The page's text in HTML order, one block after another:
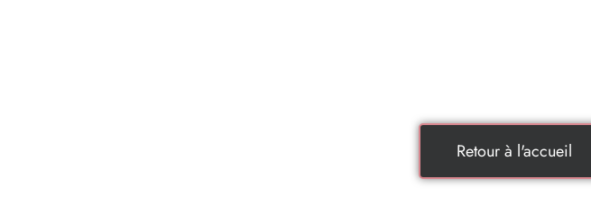
Retour à l'accueil